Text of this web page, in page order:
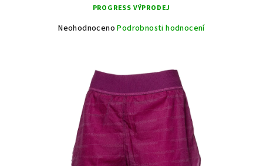
PROGRESS VÝPRODEJ
Průměrné
hvězdiček.
Neohodnoceno Podrobnosti hodnocení